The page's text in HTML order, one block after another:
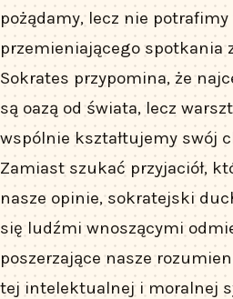
pożądamy, lecz nie potrafimy
przemieniającego spotkania
Sokrates przypomina, że
są oazą od świata, lecz
wspólnie kształtujemy swój
Zamiast szukać przyjaciół,
nasze opinie, sokratejski
się ludźmi wnoszącymi
poszerzające nasze
tej intelektualnej i moralnej